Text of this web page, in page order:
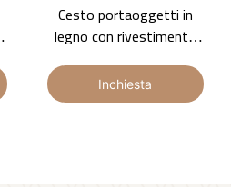
Cesto portaoggetti in
legno con rivestimento
interno in plastica
trasparente. Corpo del
cesto decorato con lacci,
Inchiesta